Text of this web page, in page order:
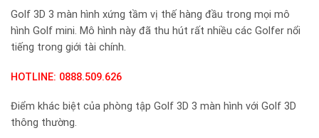
Golf 3D 3 màn hình xứng tầm vị thế hàng đầu trong mọi mô
hình Golf mini. Mô hình này đã thu hút rất nhiều các Golfer nổi
tiếng trong giới tài chính.
HOTLINE: 0888.509.626
Điểm khác biệt của phòng tập Golf 3D 3 màn hình với Golf 3D
thông thường.